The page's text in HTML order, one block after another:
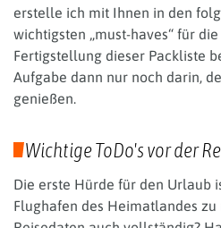
erstelle ich mit Ihnen in den
wichtigsten „must-haves“ für
Fertigstellung dieser Packliste
Aufgabe dann nur noch darin,
genießen.
Wichtige ToDo's vor der
Die erste Hürde für den Urlaub
Flughafen des Heimatlandes zu